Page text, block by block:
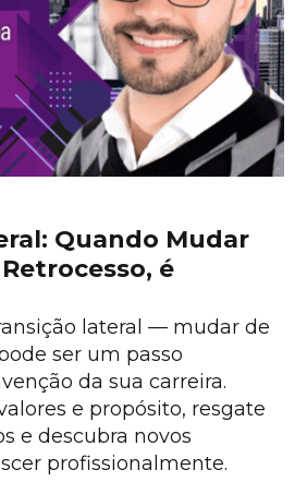
Quando Mudar
é
lateral — mudar de
ser um passo
da sua carreira.
e propósito, resgate
e descubra novos
profissionalmente.